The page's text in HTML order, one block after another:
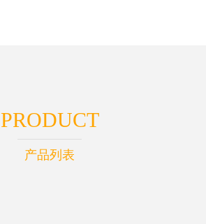
PRODUCT
产品列表